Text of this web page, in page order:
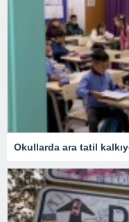
Okullarda ara tatil